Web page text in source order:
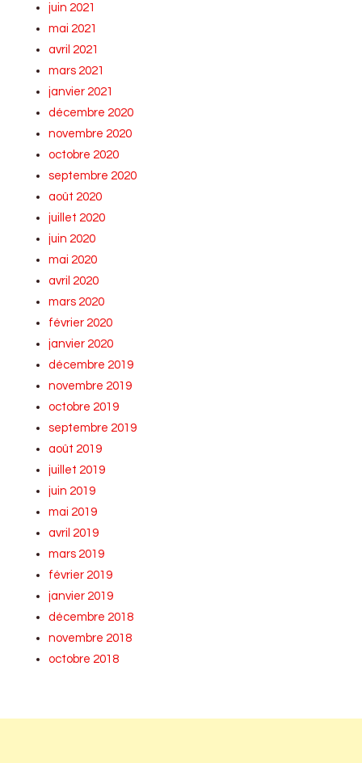
juin 2021
mai 2021
avril 2021
mars 2021
janvier 2021
décembre 2020
novembre 2020
octobre 2020
septembre 2020
août 2020
juillet 2020
juin 2020
mai 2020
avril 2020
mars 2020
février 2020
janvier 2020
décembre 2019
novembre 2019
octobre 2019
septembre 2019
août 2019
juillet 2019
juin 2019
mai 2019
avril 2019
mars 2019
février 2019
janvier 2019
décembre 2018
novembre 2018
octobre 2018